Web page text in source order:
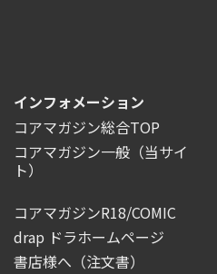
インフォメーション
コアマガジン総合TOP
コアマガジン一般 （当サイ
ト）
コアマガジンR18/COMIC
drap ドラホームページ
書店様へ（注文書）